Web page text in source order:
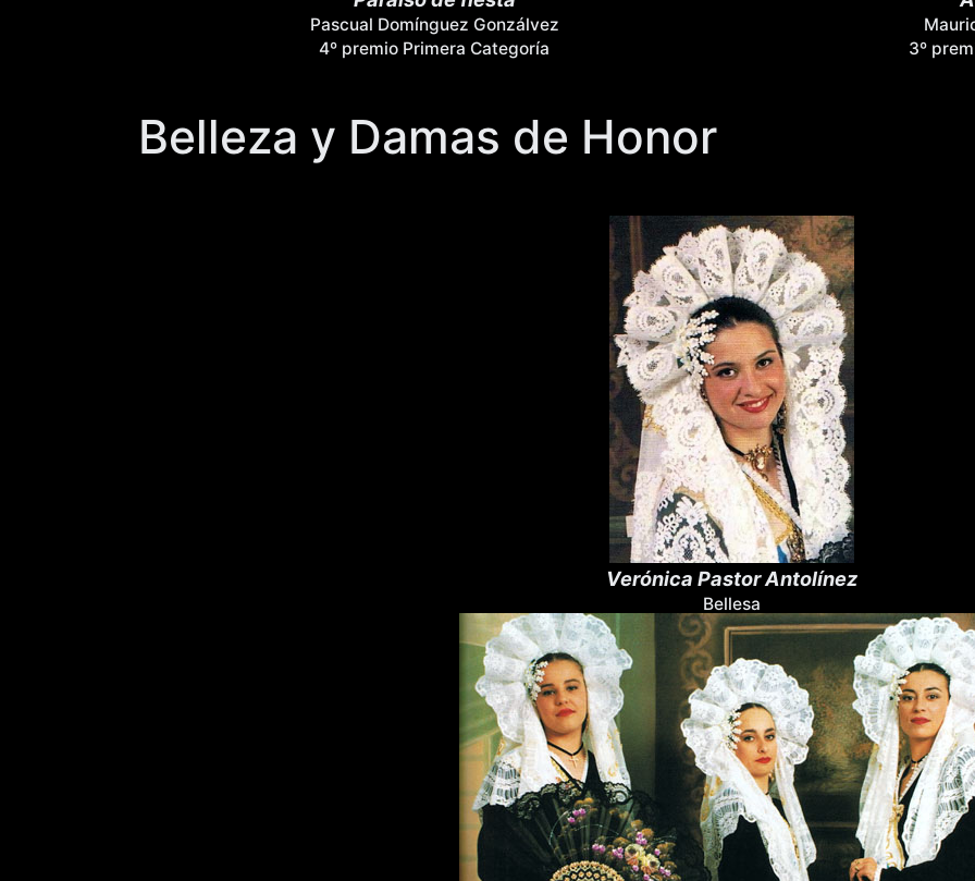
Pascual Domínguez Gonzálvez
4º premio Primera Categoría
3º
Belleza y Damas de Honor
Verónica Pastor Antolínez
Bellesa